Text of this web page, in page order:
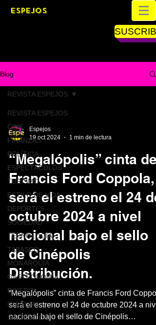
ESPEJOS
Blog
REVISTA ESPEJOS
CINE
FINANZAS
POLÍTICA
ESPECTÁCULOS
TURISMO
ESTILO DE VIDA
DEPORTES
SOCIEDAD
TECNOLOGÍA
TABASCO
MONARQUÍA
GASTRONOMÍA
DINERO
CULTURA
SINDICATOS
REVISTA ESPEJOS
Espejos
19 oct 2024
1 min de lectura
“Megalópolis” cinta de
Francis Ford Coppola,
será el estreno el 24 de
octubre 2024 a nivel
nacional bajo el sello
de Cinépolis
Distribución.
“Megalópolis” cinta de Francis Ford
será el estreno el 24 de octubre 2024 a nivel
nacional bajo el sello de Cinépolis